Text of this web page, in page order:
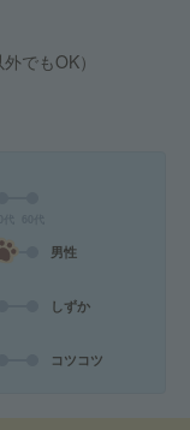
でもOK）
男性
しずか
コツコツ